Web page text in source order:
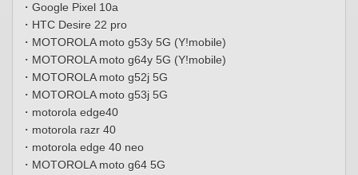
・Google Pixel 10a
・HTC Desire 22 pro
・MOTOROLA moto g53y 5G (Y!mobile)
・MOTOROLA moto g64y 5G (Y!mobile)
・MOTOROLA moto g52j 5G
・MOTOROLA moto g53j 5G
・motorola edge40
・motorola razr 40
・motorola edge 40 neo
・MOTOROLA moto g64 5G